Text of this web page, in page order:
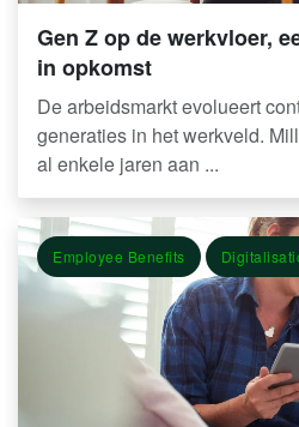
Gen Z op de werkvloer,
in opkomst
De arbeidsmarkt evolueert
generaties in het werkveld.
al enkele jaren aan ...
Employee Benefits